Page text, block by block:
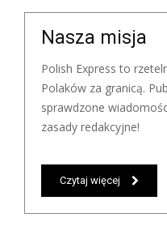
Nasza misja
Polish Express to
Polaków za granicą.
sprawdzone
zasady redakcyjne!
Czytaj więcej